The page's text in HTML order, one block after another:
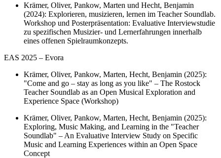
Krämer, Oliver, Pankow, Marten und Hecht, Benjamin
(2024): Explorieren, musizieren, lernen im Teacher Soundlab.
Workshop und Posterpräsentation: Evaluative Interviewstudie
zu spezifischen Musizier- und Lernerfahrungen innerhalb
eines offenen Spielraumkonzepts.
EAS 2025 – Evora
Krämer, Oliver, Pankow, Marten, Hecht, Benjamin (2025):
"Come and go – stay as long as you like" – The Rostock
Teacher Soundlab as an Open Musical Exploration and
Experience Space (Workshop)
Krämer, Oliver, Pankow, Marten, Hecht, Benjamin (2025):
Exploring, Music Making, and Learning in the "Teacher
Soundlab" – An Evaluative Interview Study on Specific
Music and Learning Experiences within an Open Space
Concept